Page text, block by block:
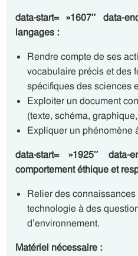
data-start= »1607″ data-
langages :
Rendre compte de ses
vocabulaire précis et des
spécifiques des sciences
Exploiter un document
(texte, schéma,
Expliquer un phénomène
data-start= »1925″ data-
comportement éthique et
Relier des
technologie à des
d’environnement.
Matériel nécessaire :